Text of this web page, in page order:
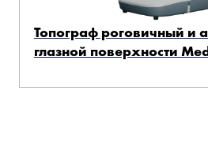
Топограф роговичный и
глазной поверхности